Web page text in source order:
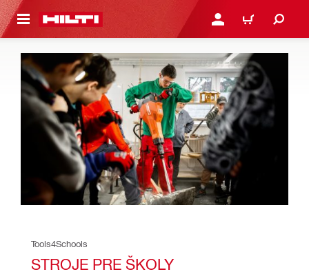
HLAVNÝ OBSAH PRIHLÁSIŤ ALEBO
KOŠÍK
Tools4Schools
STROJE PRE ŠKOLY